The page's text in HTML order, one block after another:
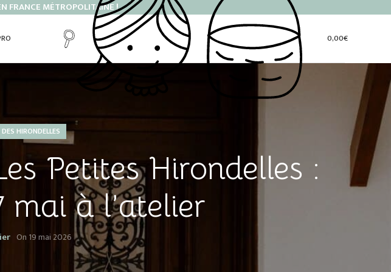
FRANCE MÉTROPOLITAINE !
0,00€
HIRONDELLES
Petites Hirondelles :
mai à l’atelier
On 19 mai 2026